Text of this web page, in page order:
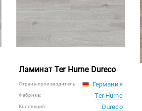
Ламинат Ter Hurne Dureco
Страна-производитель: Германия
Фабрика: Ter Hurne
Коллекция: Dureco